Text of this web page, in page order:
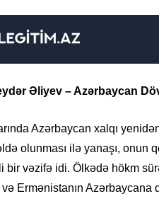
Əliyev – Azərbaycan
Azərbaycan xalqı
olunması ilə yanaşı, onun
bir vəzifə idi. Ölkədə hökm
və Ermənistanın